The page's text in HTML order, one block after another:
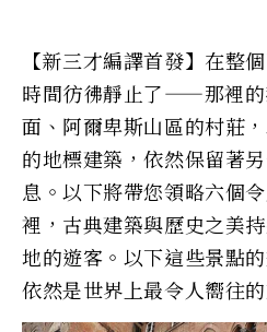
【新三才編譯首發】在整
時間彷彿靜止了——那裡的
面、阿爾卑斯山區的村莊
的地標建築，依然保留著
息。以下將帶您領略六個
裡，古典建築與歷史之美
地的遊客。以下這些景點
依然是世界上最令人嚮往